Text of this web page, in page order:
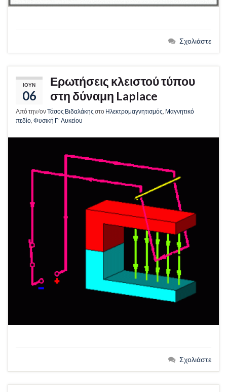
Σχολιάστε
ΙΟΎΝ
06
Ερωτήσεις κλειστού τύπου
στη δύναμη Laplace
Από την/ονΤάσος Βιδαλάκης στο Ηλεκτρομαγνητισμός Μαγνητικό
πεδίο Φυσική Γ’ Λυκείου
Σχολιάστε